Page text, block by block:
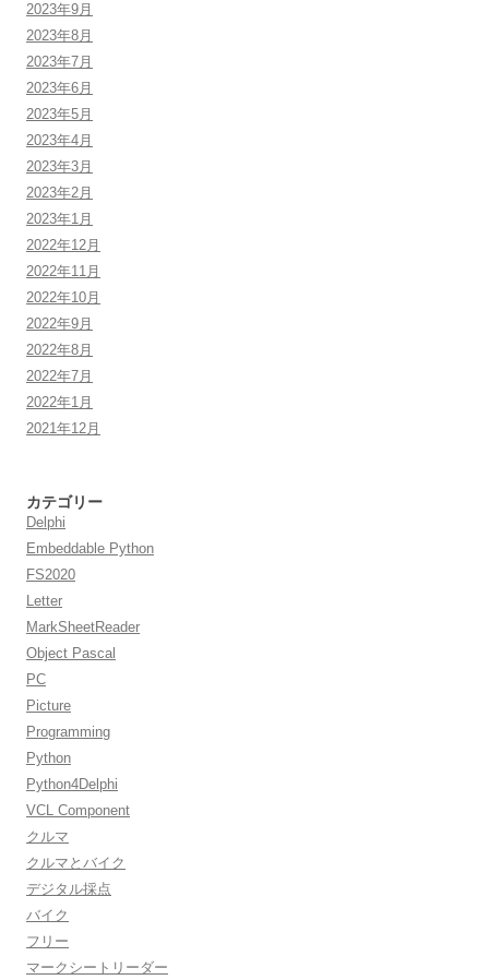
2023年9月
2023年8月
2023年7月
2023年6月
2023年5月
2023年4月
2023年3月
2023年2月
2023年1月
2022年12月
2022年11月
2022年10月
2022年9月
2022年8月
2022年7月
2022年1月
2021年12月
カテゴリー
Delphi
Embeddable Python
FS2020
Letter
MarkSheetReader
Object Pascal
PC
Picture
Programming
Python
Python4Delphi
VCL Component
クルマ
クルマとバイク
デジタル採点
バイク
フリー
マークシートリーダー